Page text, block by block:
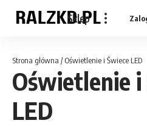
Sklep
Strona główna / Oświetlenie i Świece LED
Oświetlenie i
LED